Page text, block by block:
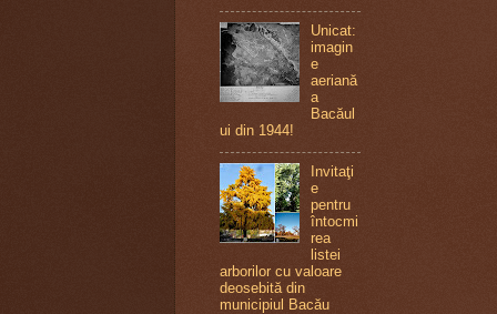
Unicat:
imagin
e
aeriană
a
Bacăul
ui din 1944!
Invitaţi
e
pentru
întocmi
rea
listei
arborilor cu valoare
deosebită din
municipiul Bacău